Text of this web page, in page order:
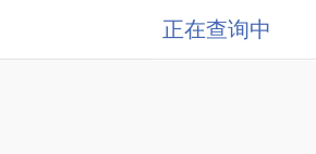
正在查询中